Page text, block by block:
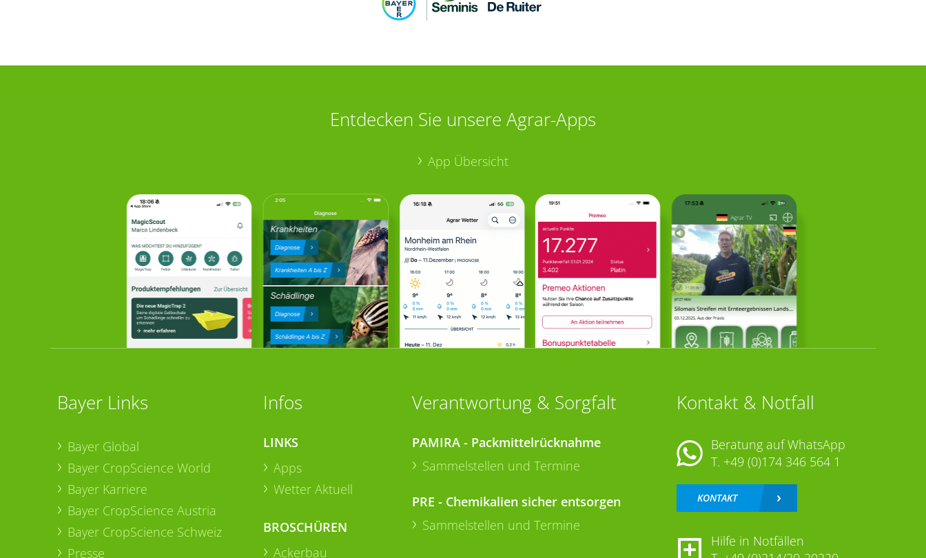
Entdecken Sie unsere Agrar-Apps
App Übersicht
Bayer Links
Bayer Global
Bayer CropScience World
Bayer Karriere
Bayer CropScience Austria
Bayer CropScience Schweiz
Presse
Infos
LINKS
Apps
Wetter Aktuell
BROSCHÜREN
Ackerbau
Verantwortung & Sorgfalt
PAMIRA - Packmittelrücknahme
Sammelstellen und Termine
PRE - Chemikalien sicher entsorgen
Sammelstellen und Termine
Kontakt & Notfall
Beratung auf WhatsApp
T. +49 (0)174 346 564 1
KONTAKT
Hilfe in Notfällen